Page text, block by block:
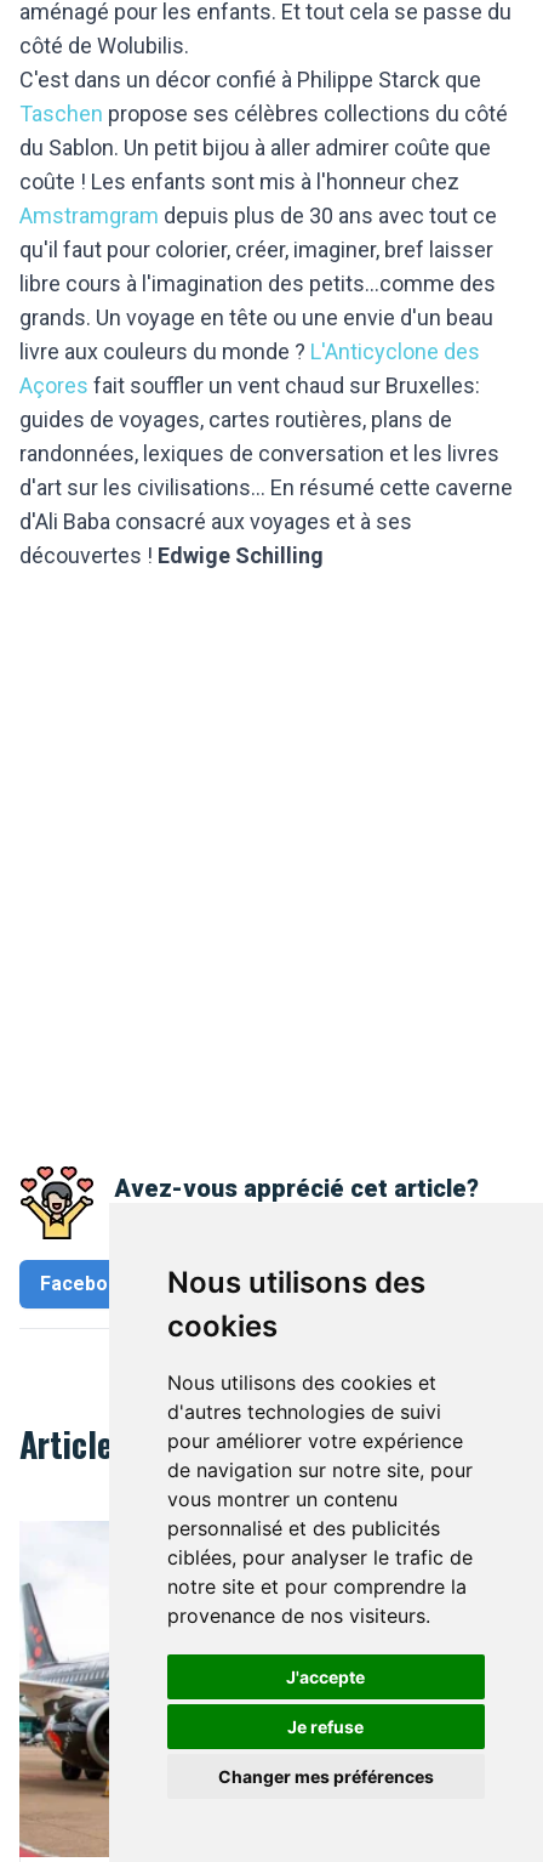
Nous utilisons des
cookies
Nous utilisons des cookies et
d'autres technologies de suivi
pour améliorer votre expérience
de navigation sur notre site, pour
vous montrer un contenu
personnalisé et des publicités
ciblées, pour analyser le trafic de
notre site et pour comprendre la
provenance de nos visiteurs.
J'accepte
Je refuse
Changer mes préférences
aménagé pour les enfants. Et tout cela se passe du
côté de Wolubilis.
C'est dans un décor confié à Philippe Starck que
Taschen propose ses célèbres collections du côté
du Sablon. Un petit bijou à aller admirer coûte que
coûte ! Les enfants sont mis à l'honneur chez
Amstramgram depuis plus de 30 ans avec tout ce
qu'il faut pour colorier, créer, imaginer, bref laisser
libre cours à l'imagination des petits...comme des
grands. Un voyage en tête ou une envie d'un beau
livre aux couleurs du monde ? L'Anticyclone des
Açores fait souffler un vent chaud sur Bruxelles:
guides de voyages, cartes routières, plans de
randonnées, lexiques de conversation et les livres
d'art sur les civilisations... En résumé cette caverne
d'Ali Baba consacré aux voyages et à ses
découvertes ! Edwige Schilling
Avez-vous apprécié cet article?
Facebook Twitter
Articles Liés
Tintin dans toutes les langues